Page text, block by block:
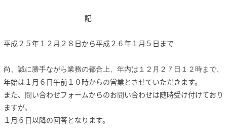
記
平成２５年１２月２８日から平成２６年１月５日まで
尚、誠に勝手ながら業務の都合上、年内は１２月２７日１２時まで、
年始は１月６日午前１０時からの営業とさせていただきます。
また、問い合わせフォームからのお問い合わせは随時受け付けており
ますが、
１月６日以降の回答となります。